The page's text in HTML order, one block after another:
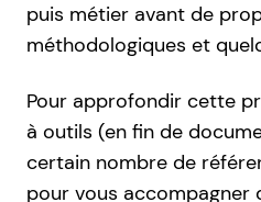
puis métier avant de
méthodologiques et
Pour approfondir cette
à outils (en fin de
certain nombre de
pour vous accompagner